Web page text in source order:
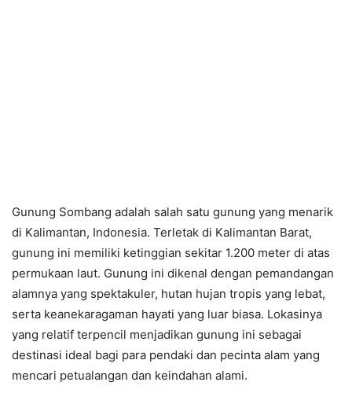
Gunung Sombang adalah salah satu gunung yang menarik
di Kalimantan, Indonesia. Terletak di Kalimantan Barat,
gunung ini memiliki ketinggian sekitar 1.200 meter di atas
permukaan laut. Gunung ini dikenal dengan pemandangan
alamnya yang spektakuler, hutan hujan tropis yang lebat,
serta keanekaragaman hayati yang luar biasa. Lokasinya
yang relatif terpencil menjadikan gunung ini sebagai
destinasi ideal bagi para pendaki dan pecinta alam yang
mencari petualangan dan keindahan alami.